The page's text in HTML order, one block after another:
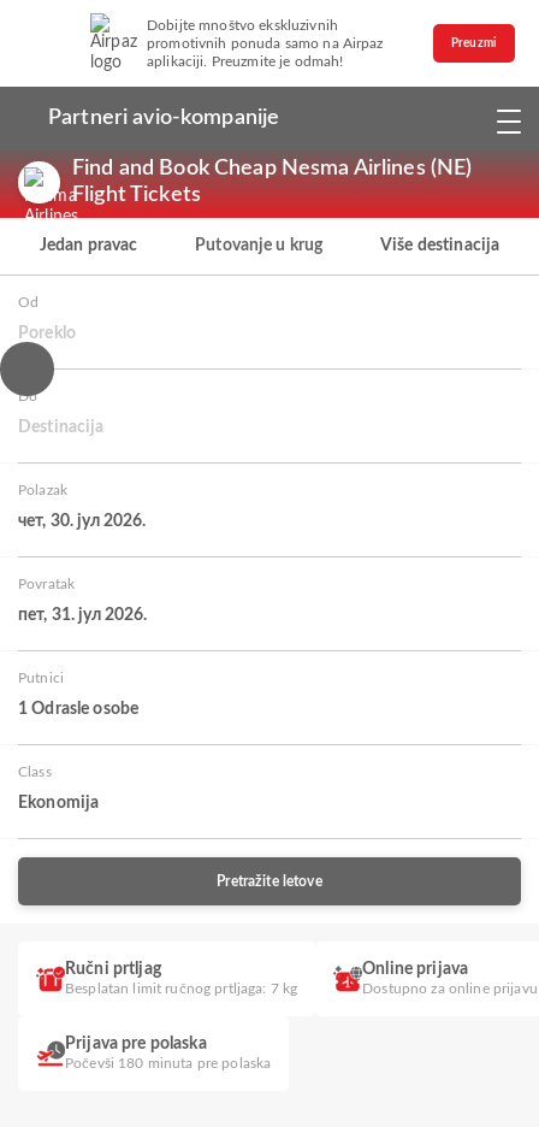
Dobijte mnoštvo ekskluzivnih
promotivnih ponuda samo na Airpaz
aplikaciji. Preuzmite je odmah!
Preuzmi
Partneri avio-kompanije
Find and Book Cheap Nesma Airlines (NE)
Flight Tickets
Jedan pravac Putovanje u krug Više destinacija
Od
Poreklo
Do
Destinacija
Polazak
чет, 30. јул 2026.
Povratak
пет, 31. јул 2026.
Putnici
1 Odrasle osobe
Class
Ekonomija
Pretražite letove
Ručni prtljag
Besplatan limit ručnog prtljaga: 7 kg
Online prijava
Dostupno za online prijavu
Prijava pre polaska
Počevši 180 minuta pre polaska